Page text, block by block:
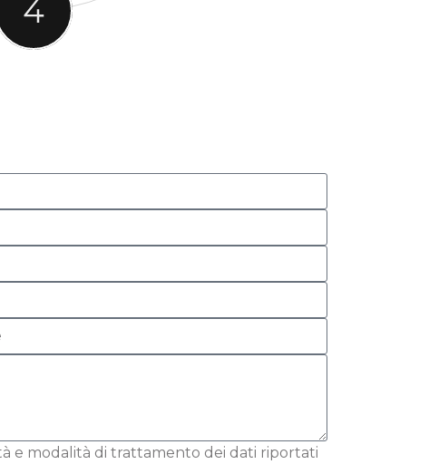
e modalità di trattamento dei dati riportati